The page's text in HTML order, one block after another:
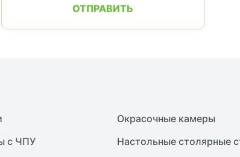
ОТПРАВИТЬ
с ЧПУ
Окрасочные камеры
Настольные столярные